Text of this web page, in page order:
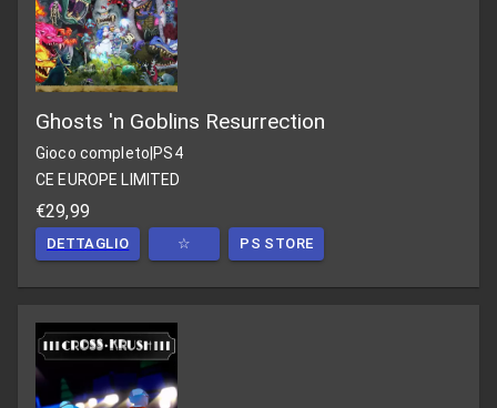
Ghosts 'n Goblins Resurrection
Gioco completo|PS4
CE EUROPE LIMITED
€29,99
DETTAGLIO ☆ PS STORE